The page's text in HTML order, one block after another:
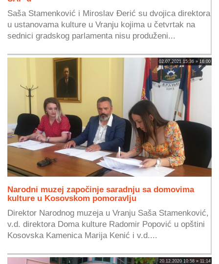
Saša Stamenković i Miroslav Đerić su dvojica direktora
u ustanovama kulture u Vranju kojima u četvrtak na
sednici gradskog parlamenta nisu produženi...
02.07.2021 15:36 » 16:00
Narodni muzej započinje saradnju sa domovima
kulture u Kosovskom pomoravlju
Direktor Narodnog muzeja u Vranju Saša Stamenković,
v.d. direktora Doma kulture Radomir Popović u opštini
Kosovska Kamenica Marija Kenić i v.d....
20.12.2020 10:58 » 11:14